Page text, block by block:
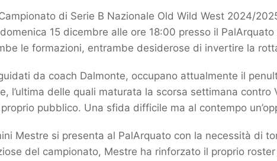
di Serie B Nazionale Old Wild West 2024/
15 dicembre alle ore 18:00 presso il
le formazioni, entrambe desiderose di invertire la
da coach Dalmonte, occupano attualmente il
l’ultima delle quali maturata la scorsa settimana
pubblico. Una sfida difficile ma al contempo
Mestre si presenta al PalArquato con la necessità di
del campionato, Mestre ha rinforzato il proprio